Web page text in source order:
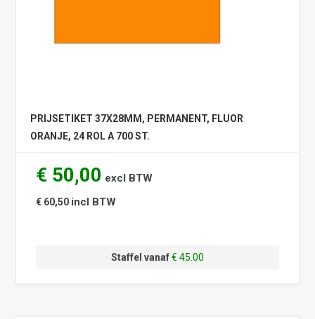
PRIJSETIKET 37X28MM, PERMANENT, FLUOR
ORANJE, 24 ROL A 700 ST.
€ 50,00 excl BTW
€ 60,50 incl BTW
Staffel vanaf€ 45.00